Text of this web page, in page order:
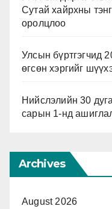
Сутай хайрхны
оролцлоо
Улсын бүртгэгчид
өгсөн хэргийг
Нийслэлийн 30
сарын 1-нд
Archives
August 2026